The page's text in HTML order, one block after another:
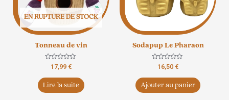
EN RUPTURE DE STOCK
Tonneau de vin
Note
sur
5
17,99 €
Lire la suite
Sodapup Le Pharaon
Note
sur
16,50 €
Ajouter au panier